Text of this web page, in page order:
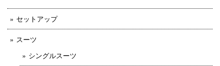
セットアップ
スーツ
シングルスーツ